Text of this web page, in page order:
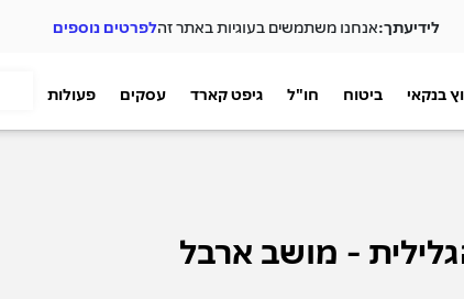
לידיעתך:אנחנו משתמשים בעוגיות באתר זהלפרטים נוספים
בנקאי ביטוח חו"ל גיפט קארד עסקים פעולות
- מושב ארבל